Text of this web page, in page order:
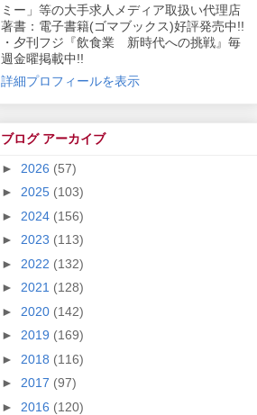
ミー」等の大手求人メディア取扱い代理店
著書：電子書籍(ゴマブックス)好評発売中!!
・夕刊フジ『飲食業 新時代への挑戦』毎
週金曜掲載中!!
詳細プロフィールを表示
ブログ アーカイブ
► 2026 (57)
► 2025 (103)
► 2024 (156)
► 2023 (113)
► 2022 (132)
► 2021 (128)
► 2020 (142)
► 2019 (169)
► 2018 (116)
► 2017 (97)
► 2016 (120)